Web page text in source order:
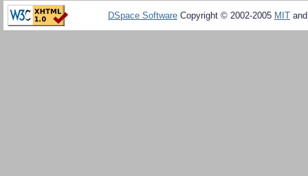
DSpace Software Copyright © 2002-2005 MIT